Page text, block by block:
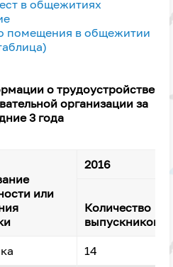
в общежитиях
помещения в общежитии
о трудоустройстве
организации за
3 года
или
2016
Количество
выпускников
14